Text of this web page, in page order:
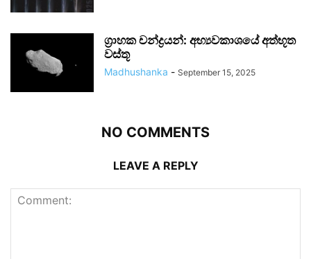
ග්‍රාහක චන්ද්‍රයන්: අභ්‍යවකාශයේ අත්භූත
වස්තූ
Madhushanka - September 15, 2025
NO COMMENTS
LEAVE A REPLY